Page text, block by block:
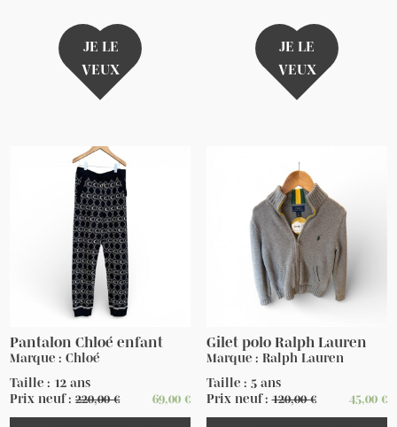
JE LE
VEUX
JE LE
VEUX
Pantalon Chloé enfant
Marque : Chloé
Taille : 12 ans
Prix neuf :220,00€ 69,00 €
Gilet polo Ralph Lauren
Marque : Ralph Lauren
Taille : 5 ans
Prix neuf :120,00€ 45,00 €